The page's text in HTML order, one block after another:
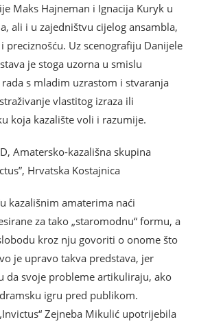
Maks Hajneman i Ignacija Kuryk u
ali i u zajedništvu cijelog ansambla,
preciznošću. Uz scenografiju Danijele
je stoga uzorna u smislu
s mladim uzrastom i stvaranja
vlastitog izraza ili
koja kazalište voli i razumije.
Amatersko-kazališna skupina
Hrvatska Kostajnica
kazališnim amaterima naći
za tako „staromodnu“ formu, a
kroz nju govoriti o onome što
je upravo takva predstava, jer
da svoje probleme artikuliraju, ako
igru pred publikom.
Zejneba Mikulić upotrijebila